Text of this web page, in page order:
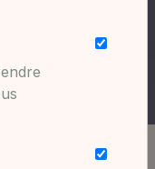
vues,
la